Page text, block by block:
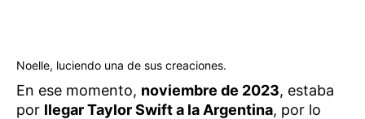
Noelle, luciendo una de sus creaciones.
En ese momento, noviembre de 2023, estaba
por llegar Taylor Swift a la Argentina, por lo